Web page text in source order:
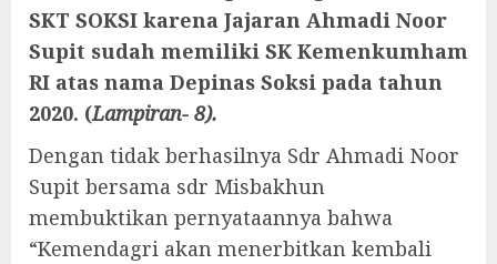
SKT SOKSI karena Jajaran Ahmadi Noor
Supit sudah memiliki SK Kemenkumham
RI atas nama Depinas Soksi pada tahun
2020. (Lampiran- 8).
Dengan tidak berhasilnya Sdr Ahmadi Noor
Supit bersama sdr Misbakhun
membuktikan pernyataannya bahwa
“Kemendagri akan menerbitkan kembali